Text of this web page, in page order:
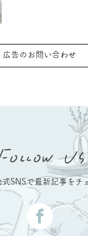
広告のお問い合わせ
SNSで最新記事をチ